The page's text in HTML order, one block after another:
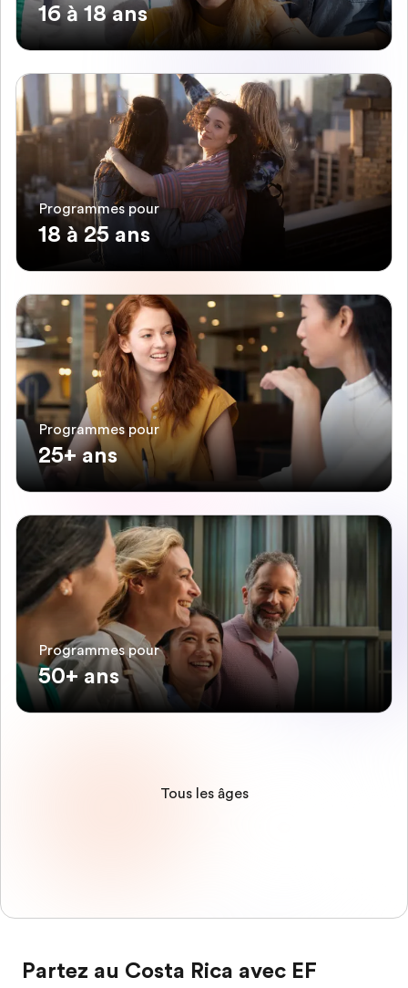
16 à 18 ans
Programmes pour
18 à 25 ans
Programmes pour
25+ ans
Programmes pour
50+ ans
Tous les âges
Partez au Costa Rica avec EF